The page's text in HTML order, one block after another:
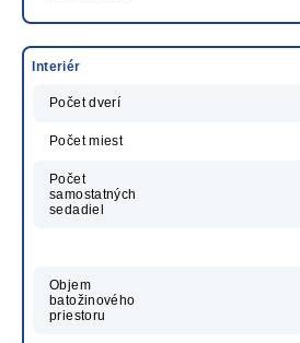
Interiér
Počet dverí
Počet miest
Počet
samostatných
sedadiel
Objem
batožinového
priestoru